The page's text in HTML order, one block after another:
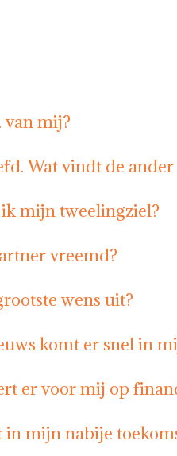
van mij?
Wat vindt de
mijn tweelingziel?
vreemd?
wens uit?
komt er snel in
er voor mij op
in mijn nabije